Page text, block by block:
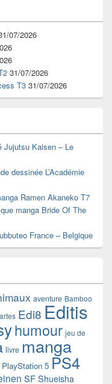
07/2026
31/07/2026
T3 31/07/2026
Jujutsu Kaisen – Le
dessinée L’Académie
Ramen Akaneko T7
manga Bride Of The
France – Belgique
aventure Bamboo
Edi8 Editis
humour jeu de
livre manga
PlayStation 5 PS4
SF Shueisha